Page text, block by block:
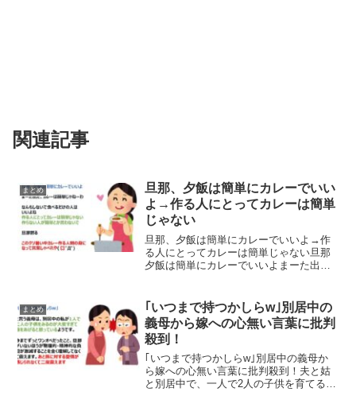
関連記事
まとめ
旦那、夕飯は簡単にカレーでいい
よ→作る人にとってカレーは簡単
じゃない
旦那、夕飯は簡単にカレーでいいよ→作
る人にとってカレーは簡単じゃない旦那
夕飯は簡単にカレーでいいよまーた出た
てカレーは簡単じゃない作らない人が簡
単とか言わないで旦那黙る...
まとめ
｢いつまで持つかしらw｣別居中の
義母から嫁への心無い言葉に批判
殺到！
｢いつまで持つかしらw｣別居中の義母か
ら嫁への心無い言葉に批判殺到！夫と姑
と別居中で、一人で2人の子供を育てる方